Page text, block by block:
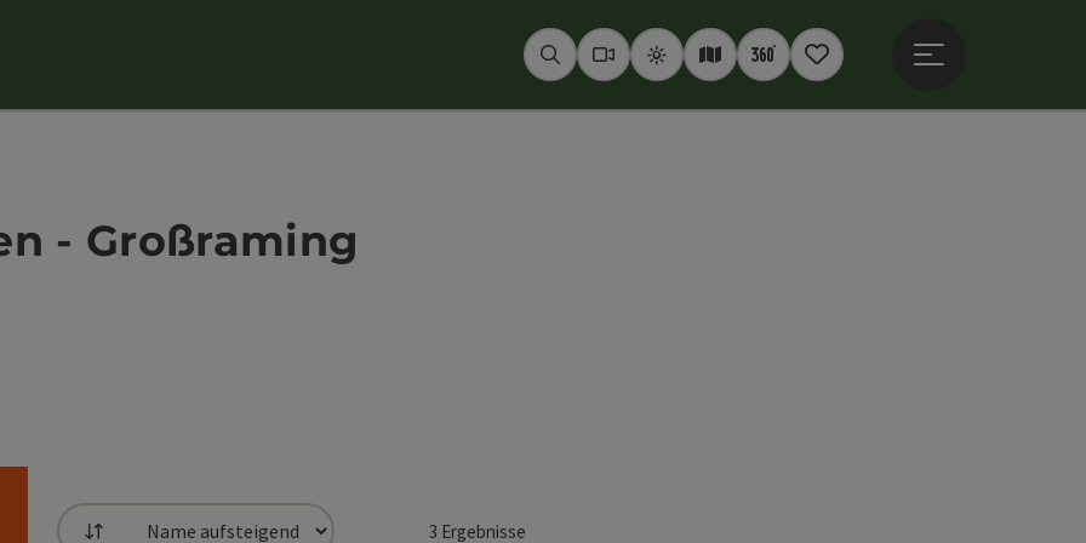
SuchenWebcams
WetterInteraktive Karte
360° Panoramen
Merkzettel
- Großraming
3 Ergebnisse